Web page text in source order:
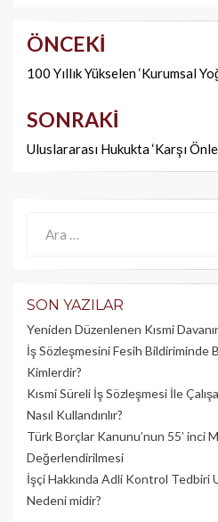
Yazı
dolaşımı
ÖNCEKI
100 Yıllık Yükselen ‘Kurumsal
SONRAKI
Uluslararası Hukukta ‘Karşı
SON YAZILAR
Yeniden Düzenlenen Kısmi
İş Sözleşmesini Fesih Bildiriminde
Kimlerdir?
Kısmi Süreli İş Sözleşmesi İle
Nasıl Kullandırılır?
Türk Borçlar Kanunu’nun 55’ inci
Değerlendirilmesi
İşçi Hakkında Adli Kontrol Tedbiri
Nedeni midir?